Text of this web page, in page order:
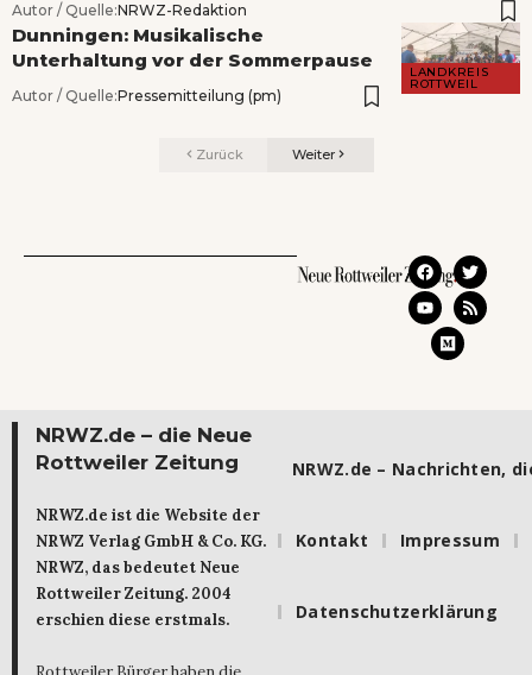
Autor / Quelle:NRWZ-Redaktion
LANDKREIS
ROTTWEIL
Dunningen: Musikalische
Unterhaltung vor der Sommerpause
Autor / Quelle:Pressemitteilung (pm)
Zurück Weiter
NRWZ.de – die Neue
Rottweiler Zeitung
NRWZ.de ist die Website der
NRWZ Verlag GmbH & Co. KG.
NRWZ, das bedeutet Neue
Rottweiler Zeitung. 2004
erschien diese erstmals.
NRWZ.de – Nachrichten,
Kontakt Impressum
Datenschutzerklärung